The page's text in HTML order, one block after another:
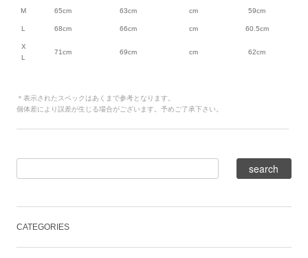
M 65cm 63cm cm 59cm
L 68cm 66cm cm 60.5cm
X
L
71cm 69cm cm 62cm
＊表示されたスペックはあくまで参考となります。
個体差により誤差が生じる場合がございます。予めご了承下さい。
CATEGORIES